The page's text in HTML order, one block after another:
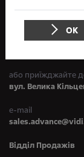
Зв'яжіться
по телефону:
або приїжджайте
вул. Велика
e-mail
Відділ Продажів
ОК